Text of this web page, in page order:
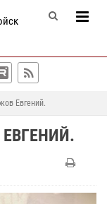
Евгений.